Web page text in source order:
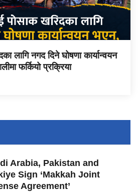
लागि नगद दिने घोषणा कार्यान्वयन
फर्कियो प्रक्रिया
Arabia, Pakistan and
Sign ‘Makkah Joint
Agreement’